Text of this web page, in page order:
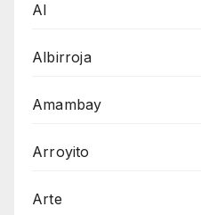
AI
Albirroja
Amambay
Arroyito
Arte